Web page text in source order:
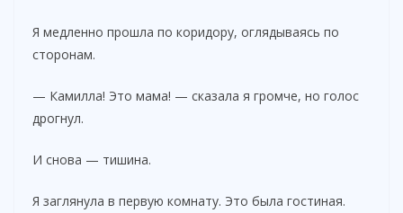
Я медленно прошла по коридору, оглядываясь по
сторонам.
— Камилла! Это мама! — сказала я громче, но голос
дрогнул.
И снова — тишина.
Я заглянула в первую комнату. Это была гостиная.